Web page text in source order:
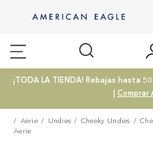
¡TODA LA TIENDA! Rebajas hasta
| Comprar
Aerie Undies Cheeky Undies
Aerie